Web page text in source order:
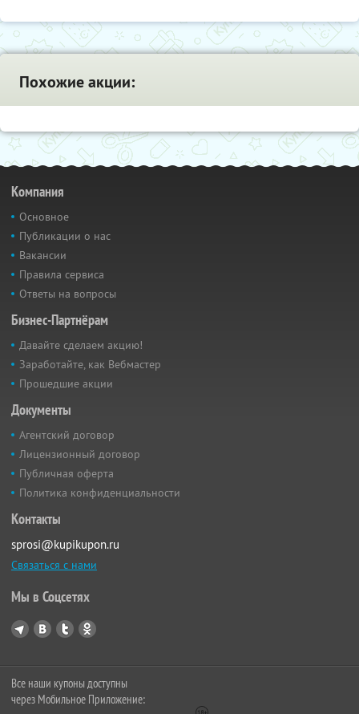
Похожие акции:
Компания
Основное
Публикации о нас
Вакансии
Правила сервиса
Ответы на вопросы
Бизнес-Партнёрам
Давайте сделаем акцию!
Заработайте, как Вебмастер
Прошедшие акции
Документы
Агентский договор
Лицензионный договор
Публичная оферта
Политика конфиденциальности
Контакты
sprosi@kupikupon.ru
Связаться с нами
Мы в Соцсетях
Все наши купоны доступны
через Мобильное Приложение: